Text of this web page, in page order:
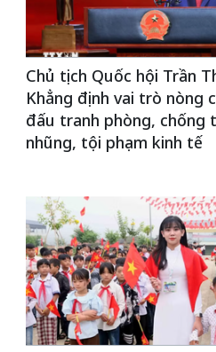
Chủ tịch Quốc hội Trần
Khẳng định vai trò nòng
đấu tranh phòng, chống
nhũng, tội phạm kinh tế